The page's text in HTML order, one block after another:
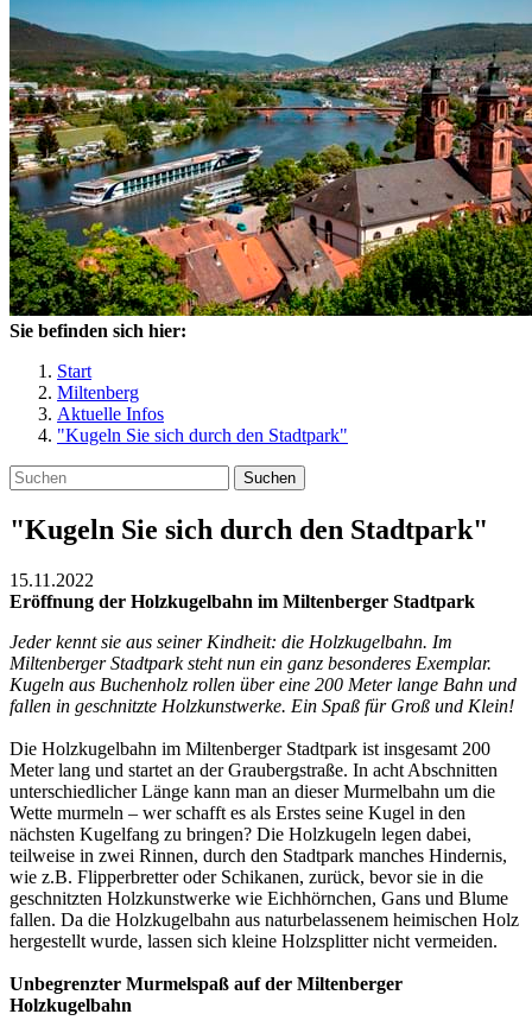
Sie befinden sich hier:
Start
Miltenberg
Aktuelle Infos
"Kugeln Sie sich durch den Stadtpark"
Suchen
"Kugeln Sie sich durch den Stadtpark"
15.11.2022
Eröffnung der Holzkugelbahn im Miltenberger Stadtpark
Jeder kennt sie aus seiner Kindheit: die Holzkugelbahn. Im
Miltenberger Stadtpark steht nun ein ganz besonderes Exemplar.
Kugeln aus Buchenholz rollen über eine 200 Meter lange Bahn und
fallen in geschnitzte Holzkunstwerke. Ein Spaß für Groß und Klein!
Die Holzkugelbahn im Miltenberger Stadtpark ist insgesamt 200
Meter lang und startet an der Graubergstraße. In acht Abschnitten
unterschiedlicher Länge kann man an dieser Murmelbahn um die
Wette murmeln – wer schafft es als Erstes seine Kugel in den
nächsten Kugelfang zu bringen? Die Holzkugeln legen dabei,
teilweise in zwei Rinnen, durch den Stadtpark manches Hindernis,
wie z.B. Flipperbretter oder Schikanen, zurück, bevor sie in die
geschnitzten Holzkunstwerke wie Eichhörnchen, Gans und Blume
fallen. Da die Holzkugelbahn aus naturbelassenem heimischen Holz
hergestellt wurde, lassen sich kleine Holzsplitter nicht vermeiden.
Unbegrenzter Murmelspaß auf der Miltenberger
Holzkugelbahn